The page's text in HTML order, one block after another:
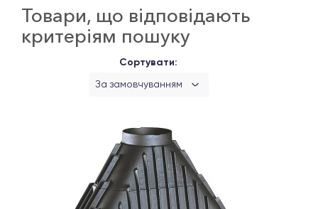
Товари, що відповідають
критеріям пошуку
Сортувати:
За замовчуванням